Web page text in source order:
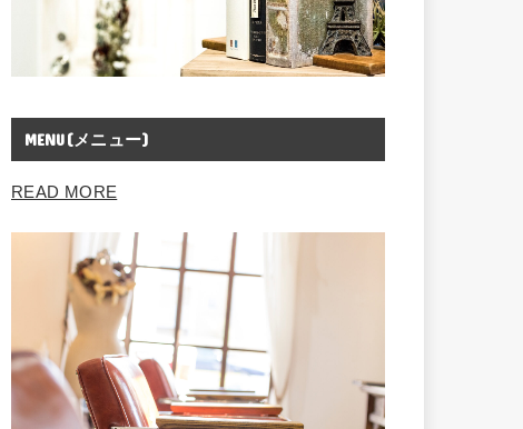
MENU(メニュー)
READ MORE